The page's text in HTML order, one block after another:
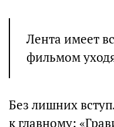
Лента имеет
фильмом
Без лишних
к главному: